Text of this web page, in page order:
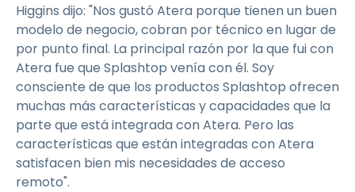
Higgins dijo: "Nos gustó Atera porque tienen un buen
modelo de negocio, cobran por técnico en lugar de
por punto final. La principal razón por la que fui con
Atera fue que Splashtop venía con él. Soy
consciente de que los productos Splashtop ofrecen
muchas más características y capacidades que la
parte que está integrada con Atera. Pero las
características que están integradas con Atera
satisfacen bien mis necesidades de acceso
remoto".